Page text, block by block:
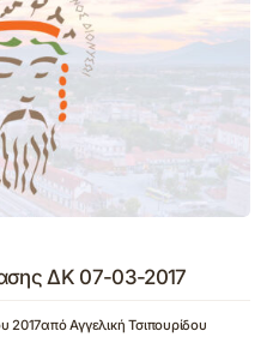
ΔΚ 07-03-2017
2017απόΑγγελική Τσιπουρίδου